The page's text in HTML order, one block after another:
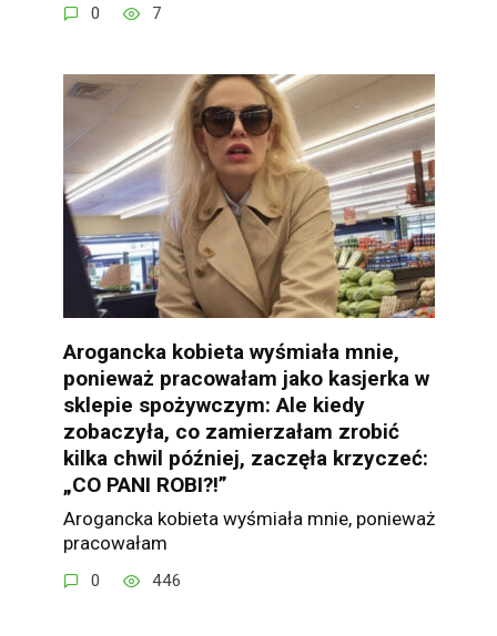
0 7
Arogancka kobieta wyśmiała mnie,
ponieważ pracowałam jako kasjerka w
sklepie spożywczym: Ale kiedy
zobaczyła, co zamierzałam zrobić
kilka chwil później, zaczęła krzyczeć:
„CO PANI ROBI?!”
Arogancka kobieta wyśmiała mnie, ponieważ
pracowałam
0 446